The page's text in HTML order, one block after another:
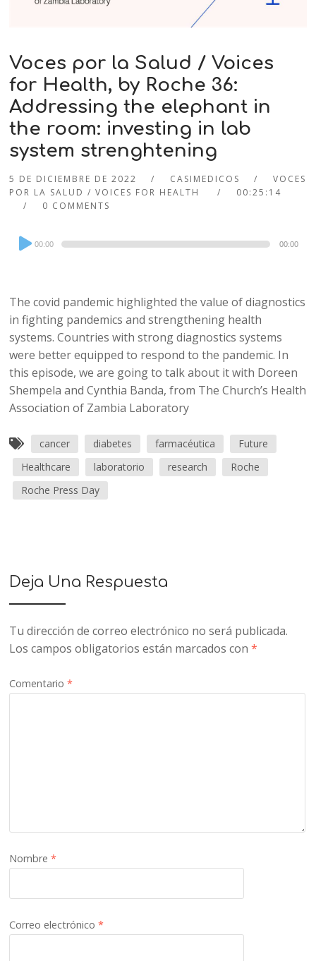
Voces por la Salud / Voices
for Health, by Roche 36:
Addressing the elephant in
the room: investing in lab
system strenghtening
5 DE DICIEMBRE DE 2022 CASIMEDICOS
VOCES
POR LA SALUD / VOICES FOR HEALTH
00:25:14
0 COMMENTS
Audio
Player
00:00 00:00
The covid pandemic highlighted the value of diagnostics
in fighting pandemics and strengthening health
systems. Countries with strong diagnostics systems
were better equipped to respond to the pandemic. In
this episode, we are going to talk about it with Doreen
Shempela and Cynthia Banda, from The Church’s Health
Association of Zambia Laboratory
cancer diabetes farmacéutica
Future
Healthcare
laboratorio research
Roche
Roche Press Day
Deja Una Respuesta
Tu dirección de correo electrónico no será publicada.
Los campos obligatorios están marcados con*
Comentario*
Nombre*
Correo electrónico*